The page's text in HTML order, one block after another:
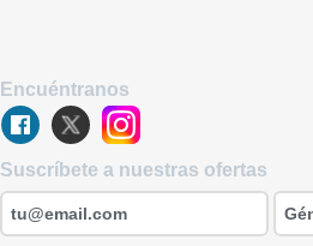
Encuéntranos
Suscríbete a nuestras ofertas